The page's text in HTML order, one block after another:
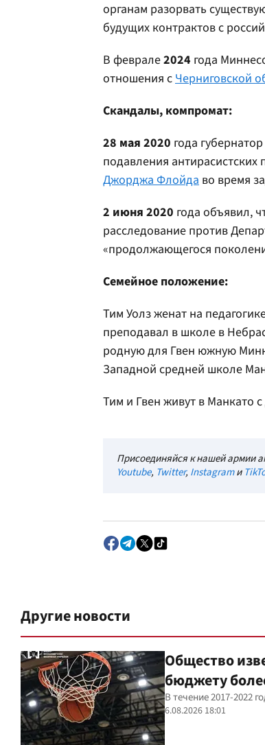
органам разорвать
будущих контрактов с
В феврале2024 года
отношения сЧерниговской
Скандалы, компромат:
28 мая 2020 года
подавления антирасистских
Джорджа Флойда во время
2 июня 2020 года объявил,
расследование против
«продолжающегося
Семейное положение:
Тим Уолз женат на
преподавал в школе в
родную для Гвен южную
Западной средней школе
Тим и Гвен живут в Манкато
Присоединяйся к нашей армии
Youtube, Twitter, Instagramи
Другие новости
Общество
бюджету
В течение 2017-2022
6.08.2026 18:01